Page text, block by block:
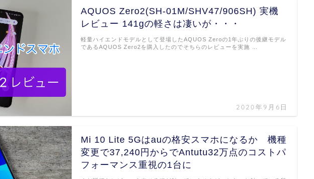
AQUOS Zero2(SH-01M/SHV47/906SH) 実機
レビュー 141gの軽さは凄いが・・・
2020年9月6日
軽量ハイエンドモデルとして登場したAQUOS Zeroの1年ぶりの後継モデル
であるAQUOS Zero2を購入したのでそちらのレビューを実施 …
Mi 10 Lite 5Gはauの格安スマホになるか 機種
変更で37,240円からでAntutu32万点のコストパ
フォーマンス重視の1台に